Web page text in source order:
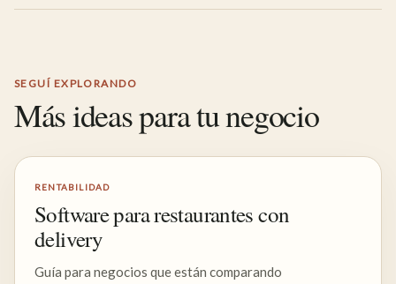
SEGUÍ EXPLORANDO
Más ideas para tu negocio
RENTABILIDAD
Software para restaurantes con
delivery
Guía para negocios que están comparando